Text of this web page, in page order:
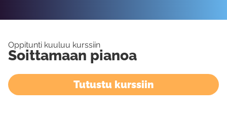
Oppitunti kuuluu kurssiin
Soittamaan pianoa
Tutustu kurssiin